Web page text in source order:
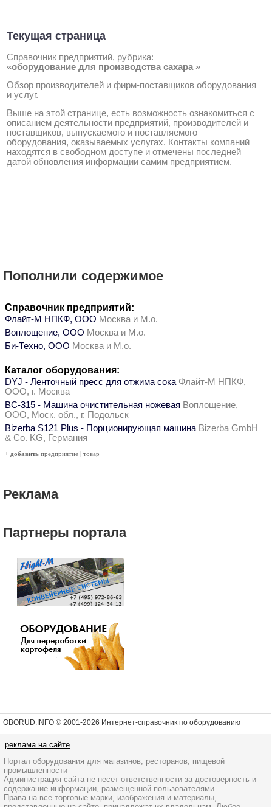
Текущая страница
Справочник предприятий, рубрика:
«оборудование для производства сахара »
Обзор производителей и фирм-поставщиков оборудования
и услуг.
Выше на этой странице, есть возможность ознакомиться с
описанием деятельности предприятий, производителей и
поставщиков, выпускаемого и поставляемого
оборудования, оказываемых услугах. Контакты компаний
находятся в свободном доступе и отмечены последней
датой обновления информации самим предприятием.
Пополнили содержимое
Справочник предприятий:
Флайт-М НПКФ, ООО Москва и М.о.
Воплощение, ООО Москва и М.о.
Би-Техно, ООО Москва и М.о.
Каталог оборудования:
DYJ - Ленточный пресс для отжима сока Флайт-М НПКФ,
ООО, г. Москва
ВС-315 - Машина очистительная ножевая Воплощение,
ООО, Моск. обл., г. Подольск
Bizerba S121 Plus - Порционирующая машина Bizerba GmbH
& Co. KG, Германия
+ добавить предприятие | товар
Реклама
Партнеры портала
OBORUD.INFO © 2001-2026 Интернет-справочник по оборудованию
реклама на сайте
Портал оборудования для магазинов, ресторанов, пищевой
промышленности
Администрация сайта не несет ответственности за достоверность и
содержание информации, размещенной пользователями.
Права на все торговые марки, изображения и материалы,